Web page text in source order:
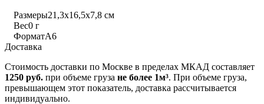
Размеры21,3х16,5х7,8 см
Вес0 г
ФорматА6
Доставка
Стоимость доставки по Москве в пределах МКАД составляет
1250 руб. при объеме груза не более 1м³. При объеме груза,
превышающем этот показатель, доставка рассчитывается
индивидуально.